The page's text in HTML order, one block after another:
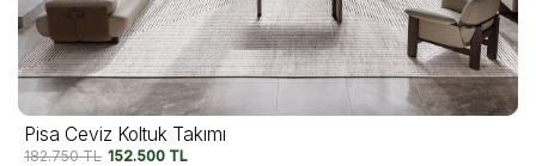
Lotus Line Koltuk Takımı
145.000TL 117.500TL